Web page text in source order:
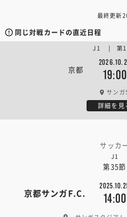
最終更新
同じ対戦カードの直近日程
京都 19:00
J1 | 第
サンガ
詳細を見
サッカ
J1
第35節
京都サンガF.C. 14:00